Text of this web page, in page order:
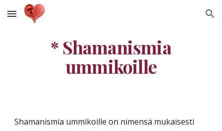
Skip to main content Skip to navigation
* Shamanismia
ummikoille
Shamanismia ummikoille on nimensä mukaisesti